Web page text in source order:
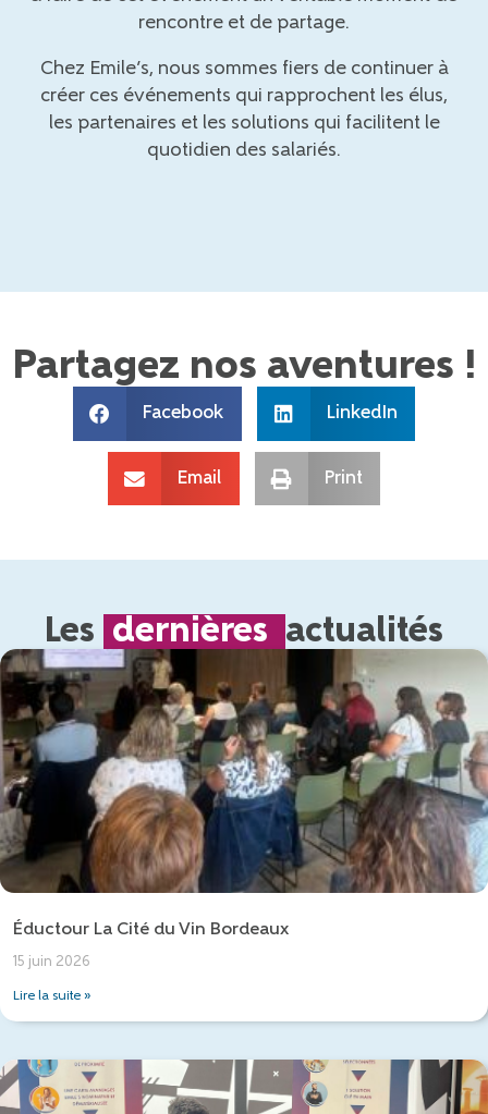
rencontre et de partage.
Chez Emile’s, nous sommes fiers de continuer à
créer ces événements qui rapprochent les élus,
les partenaires et les solutions qui facilitent le
quotidien des salariés.
Partagez nos aventures !
Facebook LinkedIn
Email Print
Les dernières actualités
Éductour La Cité du Vin Bordeaux
15 juin 2026
Lire la suite »